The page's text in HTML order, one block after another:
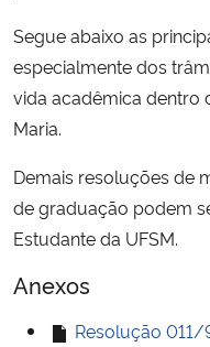
Ministério da Saúde
Ministério de Minas e Energia
Ministério da Ciência,
Segue abaixo as
especialmente dos
vida acadêmica dentro
Maria.
Demais resoluções de
de graduação podem
Estudante da UFSM.
Anexos
Resolução